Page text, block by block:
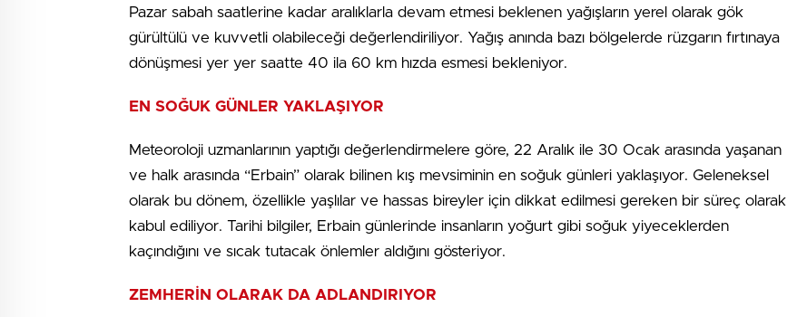
Pazar sabah saatlerine kadar aralıklarla devam etmesi beklenen yağışların yerel olarak gök
gürültülü ve kuvvetli olabileceği değerlendiriliyor. Yağış anında bazı bölgelerde rüzgarın fırtınaya
dönüşmesi yer yer saatte 40 ila 60 km hızda esmesi bekleniyor.
EN SOĞUK GÜNLER YAKLAŞIYOR
Meteoroloji uzmanlarının yaptığı değerlendirmelere göre, 22 Aralık ile 30 Ocak arasında yaşanan
ve halk arasında “Erbain” olarak bilinen kış mevsiminin en soğuk günleri yaklaşıyor. Geleneksel
olarak bu dönem, özellikle yaşlılar ve hassas bireyler için dikkat edilmesi gereken bir süreç olarak
kabul ediliyor. Tarihi bilgiler, Erbain günlerinde insanların yoğurt gibi soğuk yiyeceklerden
kaçındığını ve sıcak tutacak önlemler aldığını gösteriyor.
ZEMHERİN OLARAK DA ADLANDIRIYOR